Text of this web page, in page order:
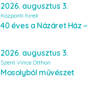
2026. augusztus 3.
Központi hírek
2026. augusztus 3.
Szent Vince Otthon
Mosolyból művészet